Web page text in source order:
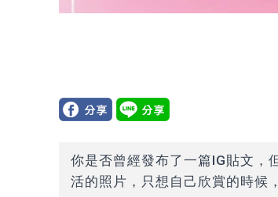
你是否曾經發布了一篇IG貼文，
活的照片，只想自己欣賞的時候